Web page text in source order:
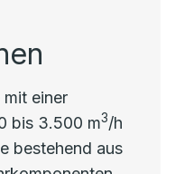
einer
bis 3.500 m3/h
bestehend aus